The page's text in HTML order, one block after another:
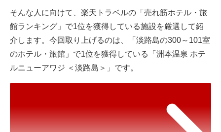
そんな人に向けて、 楽天トラベルの「売れ筋ホテル・旅
館ランキング」で1位を獲得している施設を厳選して紹
介します。今回取り上げるのは、「淡路島の300～101室
のホテル・旅館」で1位を獲得している「洲本温泉 ホテ
ルニューアワジ ＜淡路島＞」です。